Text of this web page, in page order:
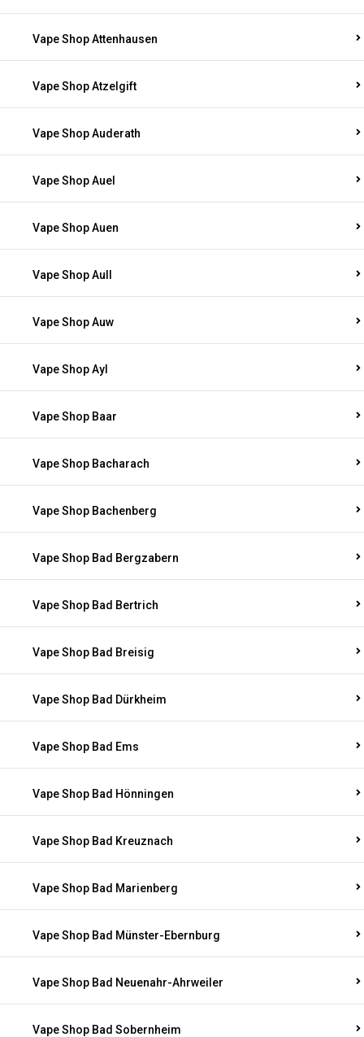
Vape Shop Attenhausen
Vape Shop Atzelgift
Vape Shop Auderath
Vape Shop Auel
Vape Shop Auen
Vape Shop Aull
Vape Shop Auw
Vape Shop Ayl
Vape Shop Baar
Vape Shop Bacharach
Vape Shop Bachenberg
Vape Shop Bad Bergzabern
Vape Shop Bad Bertrich
Vape Shop Bad Breisig
Vape Shop Bad Dürkheim
Vape Shop Bad Ems
Vape Shop Bad Hönningen
Vape Shop Bad Kreuznach
Vape Shop Bad Marienberg
Vape Shop Bad Münster-Ebernburg
Vape Shop Bad Neuenahr-Ahrweiler
Vape Shop Bad Sobernheim